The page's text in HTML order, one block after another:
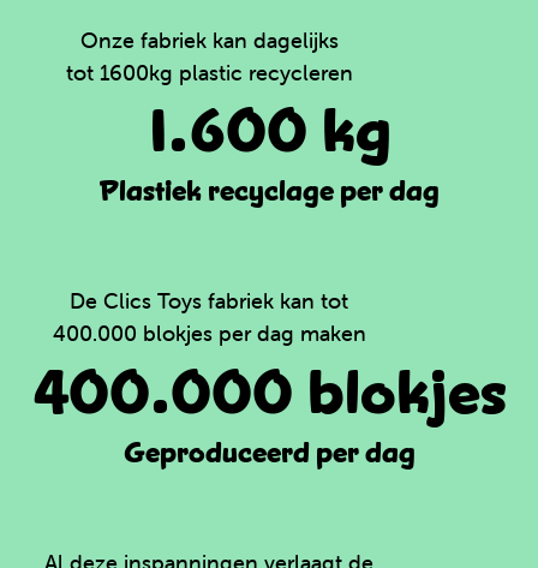
Onze fabriek kan dagelijks
tot 1600kg plastic recycleren
1.600 kg
Plastiek recyclage per dag
De Clics Toys fabriek kan tot
400.000 blokjes per dag maken
400.000 blokjes
Geproduceerd per dag